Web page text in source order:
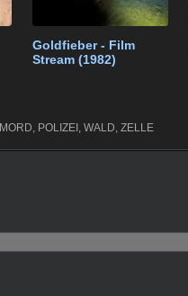
Goldfieber - Film
Stream (1982)
MORD, POLIZEI , WALD, ZELLE